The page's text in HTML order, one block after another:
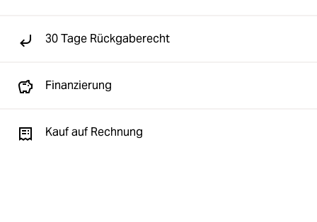
30 Tage Rückgaberecht
Finanzierung
Kauf auf Rechnung